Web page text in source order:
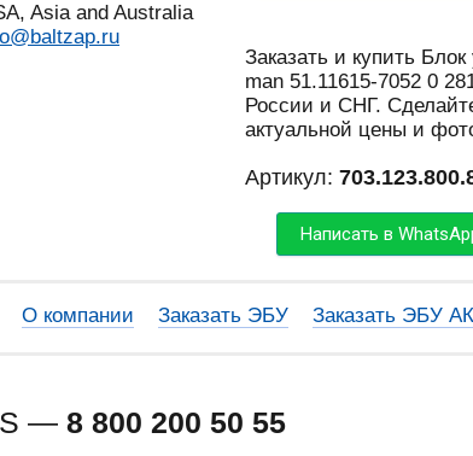
Asia and Australia
Заказать и купить
man 51.11615-7052 0
России и СНГ.
актуальной цены и
Артикул:
Написать в
О компании Заказать ЭБУ Заказать ЭБУ
— 8 800 200 50 55